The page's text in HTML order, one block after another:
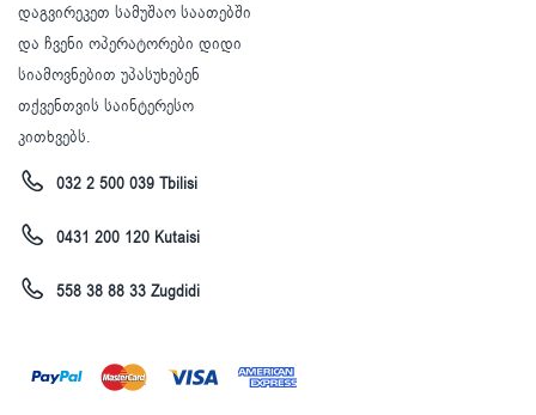
დაგვირეკეთ სამუშაო საათებში
და ჩვენი ოპერატორები დიდი
სიამოვნებით უპასუხებენ
თქვენთვის საინტერესო
კითხვებს.
032 2 500 039 Tbilisi
0431 200 120 Kutaisi
558 38 88 33 Zugdidi